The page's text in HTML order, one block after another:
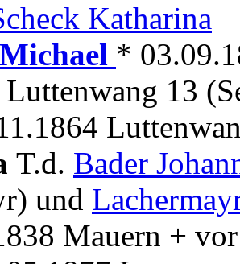
Katharina
*
13
T.d. Bader
und
Mauern +